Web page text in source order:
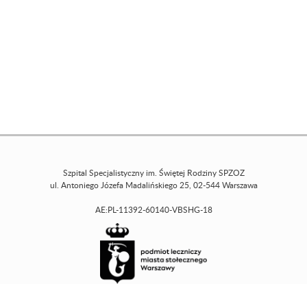
Szpital Specjalistyczny im. Świętej Rodziny SPZOZ
ul. Antoniego Józefa Madalińskiego 25, 02-544 Warszawa
AE:PL-11392-60140-VBSHG-18